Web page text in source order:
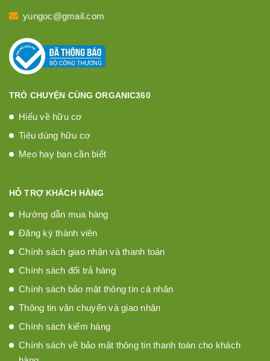
yungoc@gmail.com
TRÒ CHUYỆN CÙNG ORGANIC360
Hiểu về hữu cơ
Tiêu dùng hữu cơ
Mẹo hay bạn cần biết
HỖ TRỢ KHÁCH HÀNG
Hướng dẫn mua hàng
Đăng ký thành viên
Chính sách giao nhận và thanh toán
Chính sách đổi trả hàng
Chính sách bảo mật thông tin cá nhân
Thông tin vận chuyển và giao nhận
Chính sách kiểm hàng
Chính sách về bảo mật thông tin thanh toán cho khách